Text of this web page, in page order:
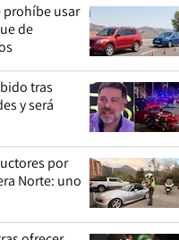
prohíbe usar
de
tras
y será
por
Norte: uno